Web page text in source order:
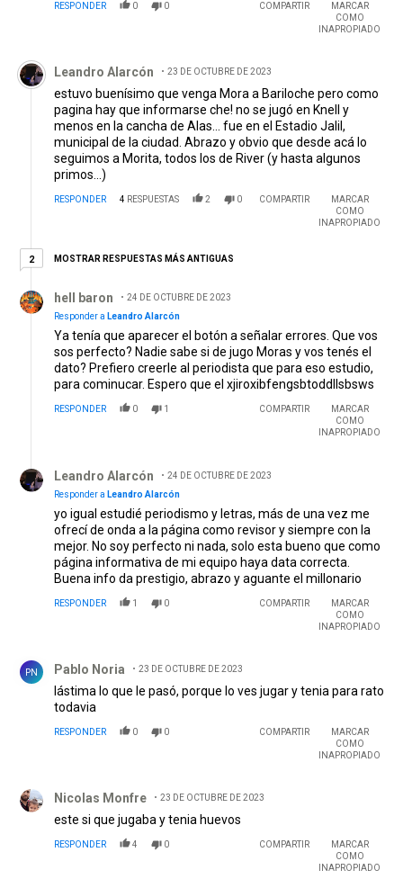
RESPONDER 0 0 COMPARTIR
MARCAR
COMO
INAPROPIADO
Comentario de Leandro Alarcón.
Leandro Alarcón 23 DE OCTUBRE DE 2023
estuvo buenísimo que venga Mora a Bariloche pero como
pagina hay que informarse che! no se jugó en Knell y
menos en la cancha de Alas... fue en el Estadio Jalil,
municipal de la ciudad. Abrazo y obvio que desde acá lo
seguimos a Morita, todos los de River (y hasta algunos
primos...)
RESPONDER 4 RESPUESTAS 2 0 COMPARTIR
MARCAR
COMO
INAPROPIADO
22 respuestas más antiguas
MOSTRAR RESPUESTAS MÁS ANTIGUAS
hell baron
24 DE OCTUBRE DE 2023
Responder a Leandro Alarcón
Ya tenía que aparecer el botón a señalar errores. Que vos
sos perfecto? Nadie sabe si de jugo Moras y vos tenés el
dato? Prefiero creerle al periodista que para eso estudio,
para cominucar. Espero que el xjiroxibfengsbtoddllsbsws
RESPONDER 0 1 COMPARTIR
MARCAR
COMO
INAPROPIADO
Leandro Alarcón
24 DE OCTUBRE DE 2023
Responder a Leandro Alarcón
yo igual estudié periodismo y letras, más de una vez me
ofrecí de onda a la página como revisor y siempre con la
mejor. No soy perfecto ni nada, solo esta bueno que como
página informativa de mi equipo haya data correcta.
Buena info da prestigio, abrazo y aguante el millonario
RESPONDER 1 0 COMPARTIR
MARCAR
COMO
INAPROPIADO
PN Pablo Noria 23 DE OCTUBRE DE 2023
lástima lo que le pasó, porque lo ves jugar y tenia para rato
todavia
RESPONDER 0 0 COMPARTIR
MARCAR
COMO
INAPROPIADO
Nicolas Monfre 23 DE OCTUBRE DE 2023
este si que jugaba y tenia huevos
RESPONDER 4 0 COMPARTIR
MARCAR
COMO
INAPROPIADO